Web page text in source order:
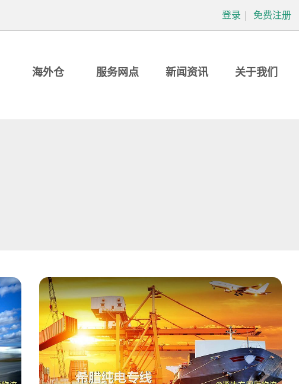
登录 | 免费注册
海外仓 服务网点 新闻资讯 关于我们